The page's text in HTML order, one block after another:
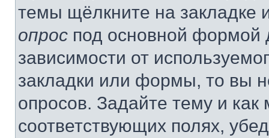
темы щёлкните на
опрос под основной формой
зависимости от
закладки или формы, то вы
опросов. Задайте тему и
соответствующих полях,